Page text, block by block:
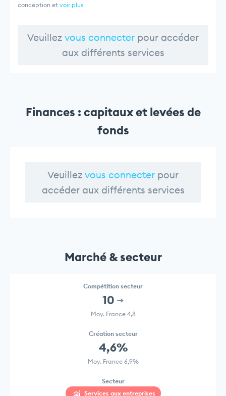
conception et voir plus
Veuillez vous connecter pour accéder
aux différents services
Finances : capitaux et levées de
fonds
Veuillez vous connecter pour
accéder aux différents services
Marché & secteur
Compétition secteur
10
Moy. France 4,8
Création secteur
4,6%
Moy. France 6,9%
Secteur
Services aux entreprises